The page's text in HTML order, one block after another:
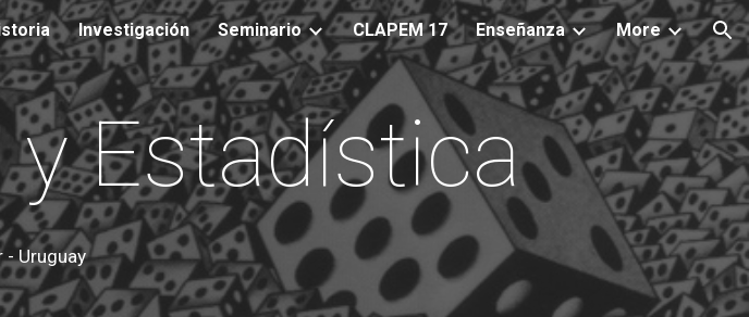
Skip to navigation
Investigación Seminario CLAPEM 17 Enseñanza More
Estadística
- Uruguay